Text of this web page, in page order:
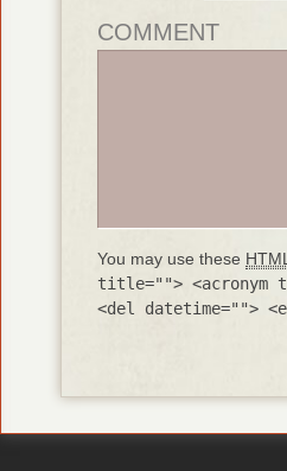
COMMENT
You may use these
title=""> <acronym
<del datetime="">